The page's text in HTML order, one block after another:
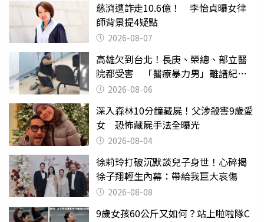
慈濟遭詐走10.6億！ 李怡貞曝女律
師背景提4疑點
2026-08-07
高雄欠到台北！長庚、榮總、部立醫
院都受害 「醫療暴力男」離譜紀錄
曝光2026-08-06
深入森林10分鐘藏屍！父涉殺害9歲愛
女 恐怖藏屍手法全曝光
2026-08-04
徐莉玲打破沉默談兒子身世！心碎揭
徐子翔輕生內幕：帶給我巨大哀傷
2026-08-08
9歲女孩60公斤又如何？站上啦啦隊C